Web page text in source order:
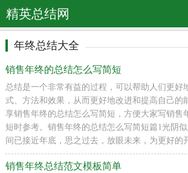
精英总结网
年终总结大全
销售年终的总结怎么写简短
总结是一个非常有益的过程，可以帮助人们更好
式、方法和效果，从而更好地改进和提高自己的
享销售年终的总结怎么写简短，方便大家写销售
短时参考。销售年终的总结怎么写简短篇1光阴
间已接近年底，思之过去，放眼未来，为更好的
销售年终总结范文模板简单